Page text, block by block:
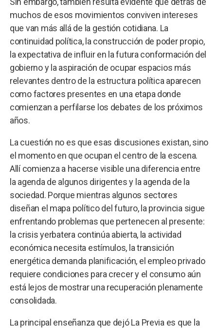
muchos de esos movimientos conviven intereses
que van más allá de la gestión cotidiana. La
continuidad política, la construcción de poder propio,
la expectativa de influir en la futura conformación del
gobierno y la aspiración de ocupar espacios más
relevantes dentro de la estructura política aparecen
como factores presentes en una etapa donde
comienzan a perfilarse los debates de los próximos
años.
La cuestión no es que esas discusiones existan, sino
el momento en que ocupan el centro de la escena.
Allí comienza a hacerse visible una diferencia entre
la agenda de algunos dirigentes y la agenda de la
sociedad. Porque mientras algunos sectores
diseñan el mapa político del futuro, la provincia sigue
enfrentando problemas que pertenecen al presente:
la crisis yerbatera continúa abierta, la actividad
económica necesita estímulos, la transición
energética demanda planificación, el empleo privado
requiere condiciones para crecer y el consumo aún
está lejos de mostrar una recuperación plenamente
consolidada.
La principal enseñanza que dejó La Previa es que la